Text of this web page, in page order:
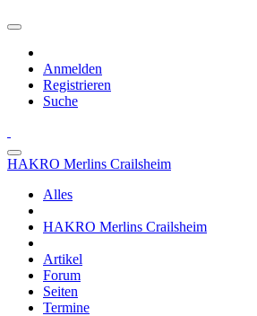
Anmelden
Registrieren
Suche
HAKRO Merlins Crailsheim
Alles
HAKRO Merlins Crailsheim
Artikel
Forum
Seiten
Termine